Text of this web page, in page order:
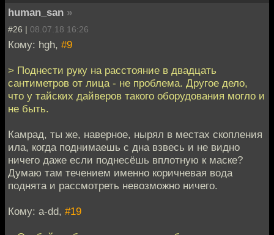
human_san »
#26 | 08.07.18 16:26
Кому: hgh, #9
> Поднести руку на расстояние в двадцать
сантиметров от лица - не проблема. Другое дело,
что у тайских дайверов такого оборудования могло и
не быть.
Камрад, ты же, наверное, нырял в местах скопления
ила, когда поднимаешь с дна взвесь и не видно
ничего даже если поднесёшь вплотную к маске?
Думаю там течением именно коричневая вода
поднята и рассмотреть невозможно ничего.
Кому: a-dd, #19